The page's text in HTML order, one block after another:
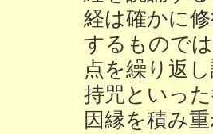
経は確かに
するもので
点を繰り返
持咒といっ
因縁を積み